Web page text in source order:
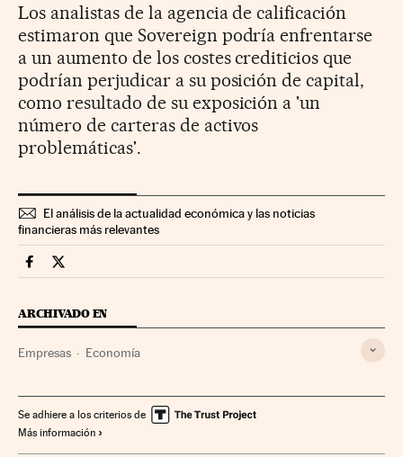
Los analistas de la agencia de calificación
estimaron que Sovereign podría enfrentarse
a un aumento de los costes crediticios que
podrían perjudicar a su posición de capital,
como resultado de su exposición a 'un
número de carteras de activos
problemáticas'.
El análisis de la actualidad económica y las noticias
financieras más relevantes
Companias Cinco Días en Facebook
Companias Cinco Días en Twitter
ARCHIVADO EN
Empresas Economía
Se adhiere a los criterios de
Más información